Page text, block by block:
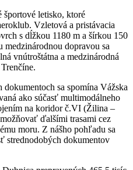
športové letisko, ktoré
Vzletová a pristávacia
s dĺžkou 1180 m a šírkou 150
dopravou sa
vnútroštátna a medzinárodná
sa spomína Vážska
ako súčasť multimodálneho
na koridor č.VI (Žilina –
ďalšími trasami cez
moru. Z nášho pohľadu sa
strednodobých dokumentov